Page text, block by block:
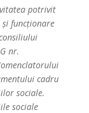
potrivit
funcționare
nr.
cadru
sociale.
sociale